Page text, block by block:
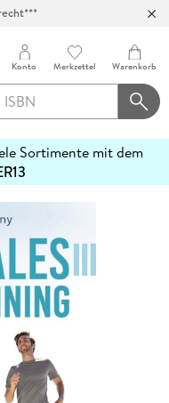
Konto Merkzettel Warenkorb
Sortimente mit dem